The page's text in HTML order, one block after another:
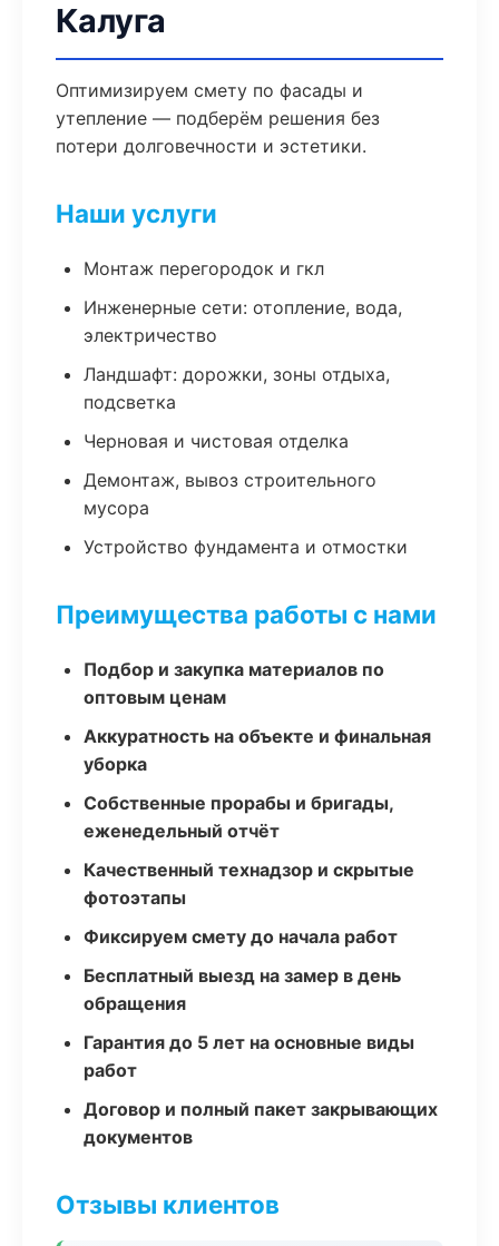
Калуга
Оптимизируем смету по фасады и
утепление — подберём решения без
потери долговечности и эстетики.
Наши услуги
Монтаж перегородок и гкл
Инженерные сети: отопление, вода,
электричество
Ландшафт: дорожки, зоны отдыха,
подсветка
Черновая и чистовая отделка
Демонтаж, вывоз строительного
мусора
Устройство фундамента и отмостки
Преимущества работы с нами
Подбор и закупка материалов по
оптовым ценам
Аккуратность на объекте и финальная
уборка
Собственные прорабы и бригады,
еженедельный отчёт
Качественный технадзор и скрытые
фотоэтапы
Фиксируем смету до начала работ
Бесплатный выезд на замер в день
обращения
Гарантия до 5 лет на основные виды
работ
Договор и полный пакет закрывающих
документов
Отзывы клиентов